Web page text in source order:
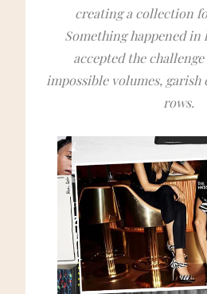
creating a collection
Something happened in
accepted the
impossible volumes, garish
rows.